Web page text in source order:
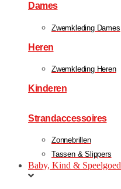
Dames
Zwemkleding Dames
Heren
Zwemkleding Heren
Kinderen
Strandaccessoires
Zonnebrillen
Tassen & Slippers
Baby, Kind & Speelgoed